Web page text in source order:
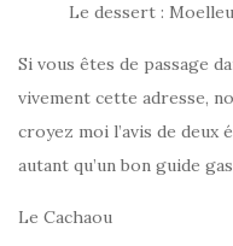
Le dessert :
Si vous êtes de passage
vivement cette adresse,
croyez moi l’avis de
autant qu’un bon guide
Le Cachaou